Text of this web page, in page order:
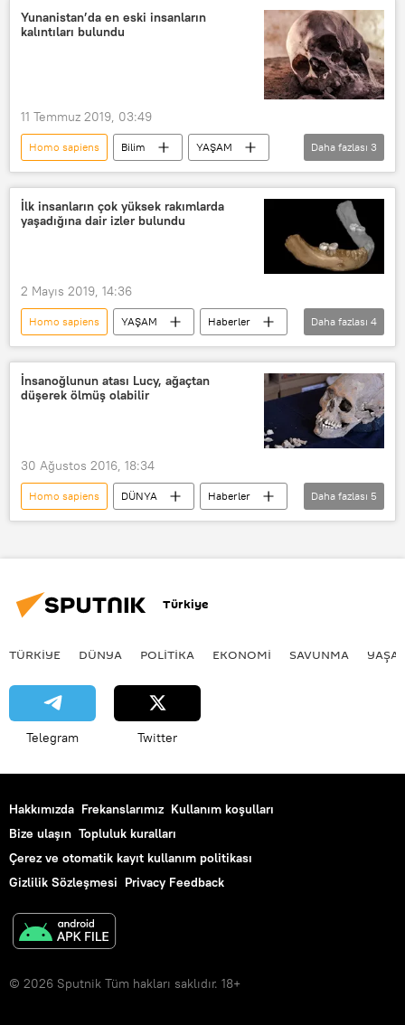
Bilim insanları
Afrika
Yunanistan’da en eski insanların
kalıntıları bulundu
11 Temmuz 2019, 03:49
Homo sapiens Bilim
YAŞAM
Haberler
Yunanistan
Neandertal
Daha fazlası 3
İlk insanların çok yüksek rakımlarda
yaşadığına dair izler bulundu
2 Mayıs 2019, 14:36
Homo sapiens YAŞAM
Haberler
Tibet
Çin
Keşif
Denisovan
Daha fazlası 4
İnsanoğlunun atası Lucy, ağaçtan
düşerek ölmüş olabilir
30 Ağustos 2016, 18:34
Homo sapiens DÜNYA
Haberler
Etiyopya
ABD
Daha fazlası 5
Türkiye
TÜRKIYE DÜNYA POLİTİKA EKONOMİ SAVUNMA
Telegram Twitter
Hakkımızda Frekanslarımız Kullanım koşulları
Bize ulaşın Topluluk kuralları
Çerez ve otomatik kayıt kullanım politikası
Gizlilik Sözleşmesi Privacy Feedback
© 2026 Sputnik Tüm hakları saklıdır. 18+